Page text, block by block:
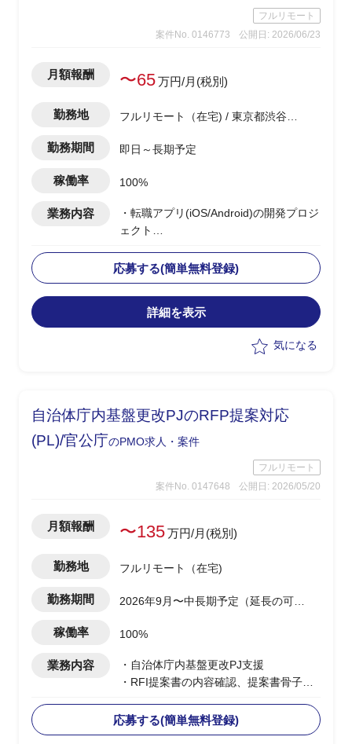
→調査自体は、あまり難易度は高くな
く、地道なディスクトップ調査がメイン
・基幹システムを含めたシステム領域
は、弊社コンサル担当がおり、双方で連
いく
・CRM構想として期待されているポイン
トは、OMO機能、EC機能、MA&CDP活
用によるパーソナライズCRMなど
フルリモート
案件No. 0146773
公開日: 2026/06/23
月額報酬 〜65万円/月(税別)
勤務地
フルリモート（在宅) / 東京都渋谷区
勤務期間 即日～長期予定
稼働率 100%
業務内容
・転職アプリ(iOS/Android)の開発プロジ
ェクト
・PMサポートとして、以下の業務を実
施予定
-開発チームの作業・進捗管理(Backlog
等)および開発・リリース計画の立案
の可能性あり(0.5工数×2など)
応募する(簡単無料登録)
詳細を表示
気になる
自治体庁内基盤更改PJのRFP提案対応
(PL)/官公庁のPMO求人・案件
フルリモート
案件No. 0147648
公開日: 2026/05/20
月額報酬 〜135万円/月(税別)
勤務地 フルリモート（在宅)
勤務期間
2026年9月〜中長期予定（延長の可能
稼働率 100%
業務内容
・自治体庁内基盤更改PJ支援
・RFI提案書の内容確認、提案書骨子検
・提案書の執筆・編集・確認、取りまと
めを実施
応募する(簡単無料登録)